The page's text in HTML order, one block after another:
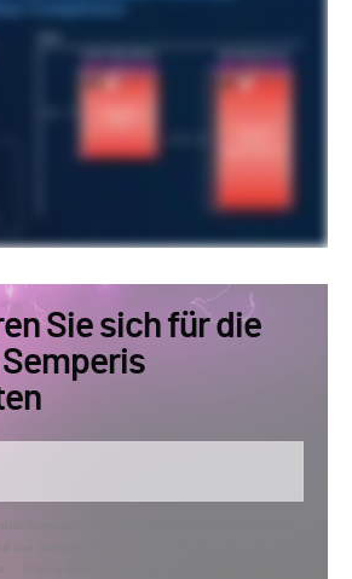
Sie sich für die
Semperis may send you information regarding its
use and process your personal information in